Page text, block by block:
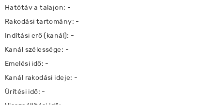
Hatótáv a talajon: -
Rakodási tartomány: -
Indítási erő (kanál): -
Kanál szélessége: -
Emelési idő: -
Kanál rakodási ideje: -
Ürítési idő: -